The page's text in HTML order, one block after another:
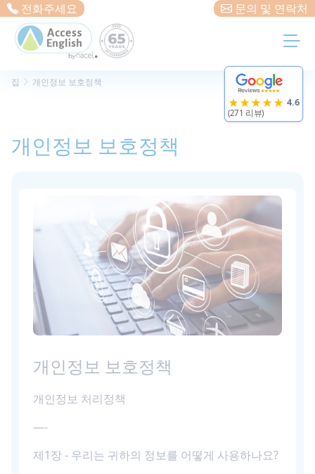
전화주세요 문의 및 연락처
★★★★★ 4.6
(271 리뷰)
집 개인정보 보호정책
개인정보 보호정책
개인정보 보호정책
개인정보 처리정책
—-
제1장 - 우리는 귀하의 정보를 어떻게 사용하나요?
Cookies management panel